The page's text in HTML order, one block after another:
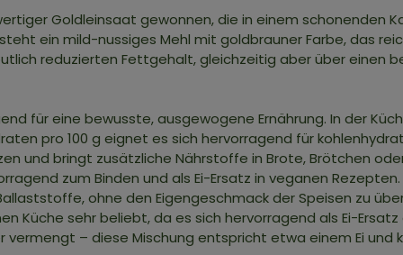
Goldleinsaat gewonnen, die in einem schonenden
ein mild-nussiges Mehl mit goldbrauner Farbe, das
reduzierten Fettgehalt, gleichzeitig aber über einen
für eine bewusste, ausgewogene Ernährung. In der
pro 100 g eignet es sich hervorragend für
und bringt zusätzliche Nährstoffe in Brote, Brötchen
zum Binden und als Ei-Ersatz in veganen
ohne den Eigengeschmack der Speisen zu
Küche sehr beliebt, da es sich hervorragend als Ei-
vermengt – diese Mischung entspricht etwa einem Ei und